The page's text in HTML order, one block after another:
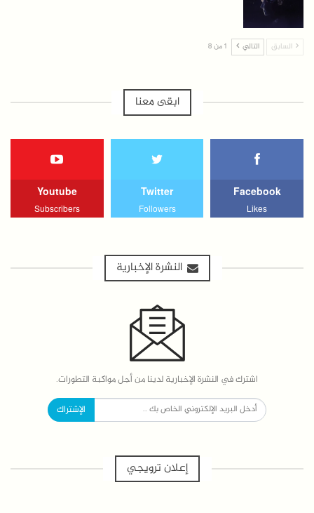
السابق التالي 1 من 8
ابقى معنا
Facebook
Likes
Twitter
Followers
Youtube
Subscribers
النشرة الإخبارية
اشترك في النشرة الإخبارية لدينا من أجل مواكبة التطورات.
الإشتراك
إعلان ترويجي